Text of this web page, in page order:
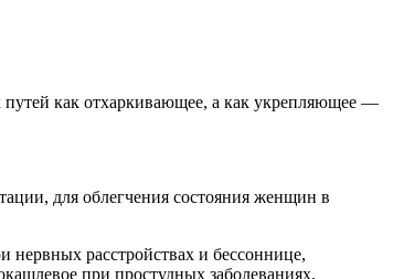
как отхаркивающее, а как укрепляющее —
для облегчения состояния женщин в
нервных расстройствах и бессоннице,
при простудных заболеваниях,